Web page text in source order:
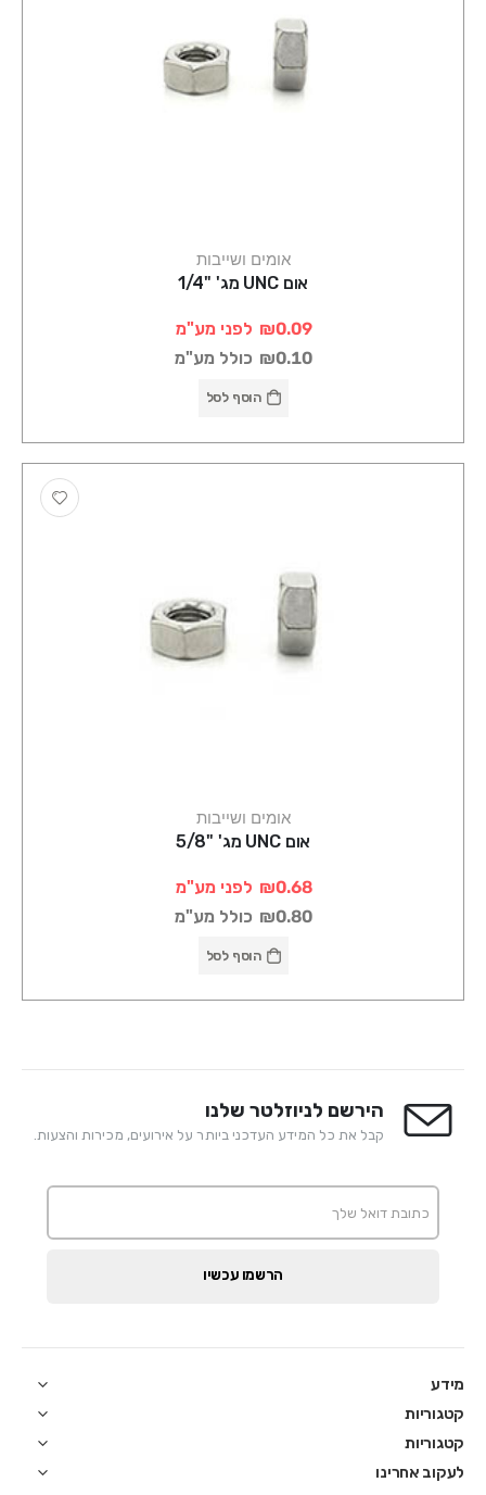
אומים ושייבות
אום UNC מג' "1/4
₪0.09 לפני מע"מ
₪0.10 כולל מע"מ
הוסף לסל
אומים ושייבות
אום UNC מג' "5/8
₪0.68 לפני מע"מ
₪0.80 כולל מע"מ
הוסף לסל
הירשם לניוזלטר שלנו
קבל את כל המידע העדכני ביותר על אירועים, מכירות והצעות.
הרשמו עכשיו
מידע
קטגוריות
קטגוריות
לעקוב אחרינו